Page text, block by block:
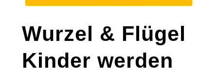
Wurzel & Flügel
Kinder werden